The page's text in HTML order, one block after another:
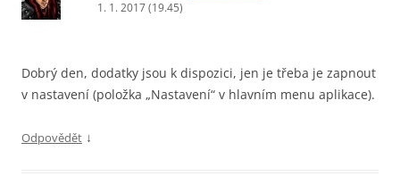
1. 1. 2017 (19.45)
Dobrý den, dodatky jsou k dispozici, jen je třeba je zapnout
v nastavení (položka „Nastavení“ v hlavním menu aplikace).
Odpovědět ↓